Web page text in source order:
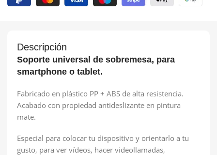
Descripción
Soporte universal de sobremesa, para
smartphone o tablet.
Fabricado en plástico PP + ABS de alta resistencia.
Acabado con propiedad antideslizante en pintura
mate.
Especial para colocar tu dispositivo y orientarlo a tu
gusto, para ver vídeos, hacer videollamadas,